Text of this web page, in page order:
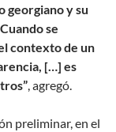
georgiano y su
Cuando se
contexto de un
[…] es
, agregó.
preliminar, en el